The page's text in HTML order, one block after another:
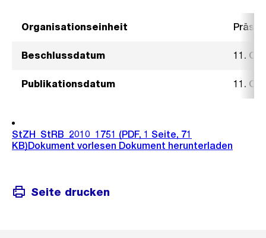
Organisationseinheit
Beschlussdatum 11.
Publikationsdatum 11.
StZH_StRB_2010_1751 (PDF, 1 Seite, 71
KB)Dokument vorlesen Dokument herunterladen
Seite drucken